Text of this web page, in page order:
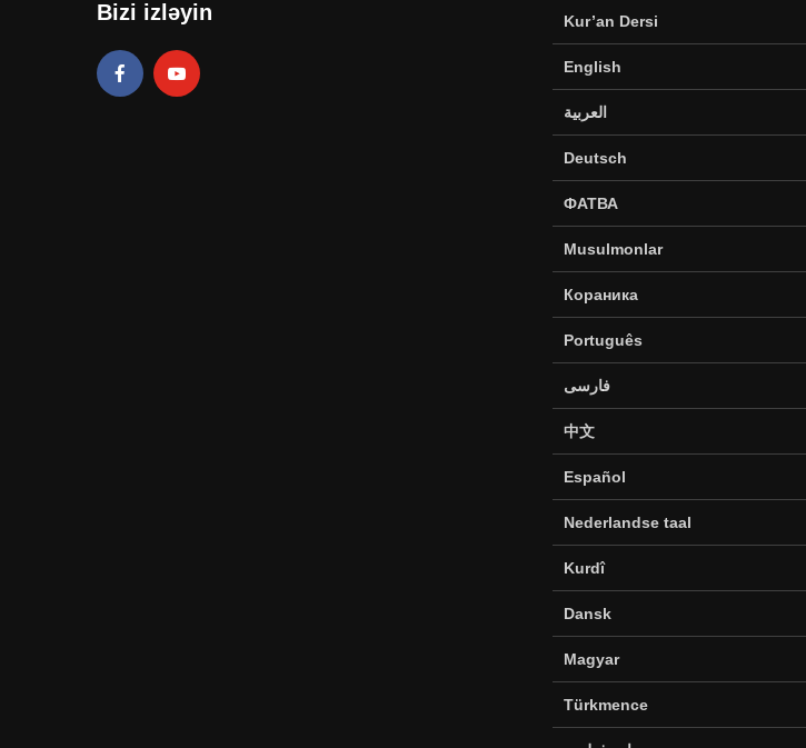
Bizi izləyin Kur’an Dersi
English
العربية
Deutsch
ФАТВА
Musulmonlar
Кораника
Português
فارسی
中文
Español
Nederlandse taal
Kurdî
Dansk
Magyar
Türkmence